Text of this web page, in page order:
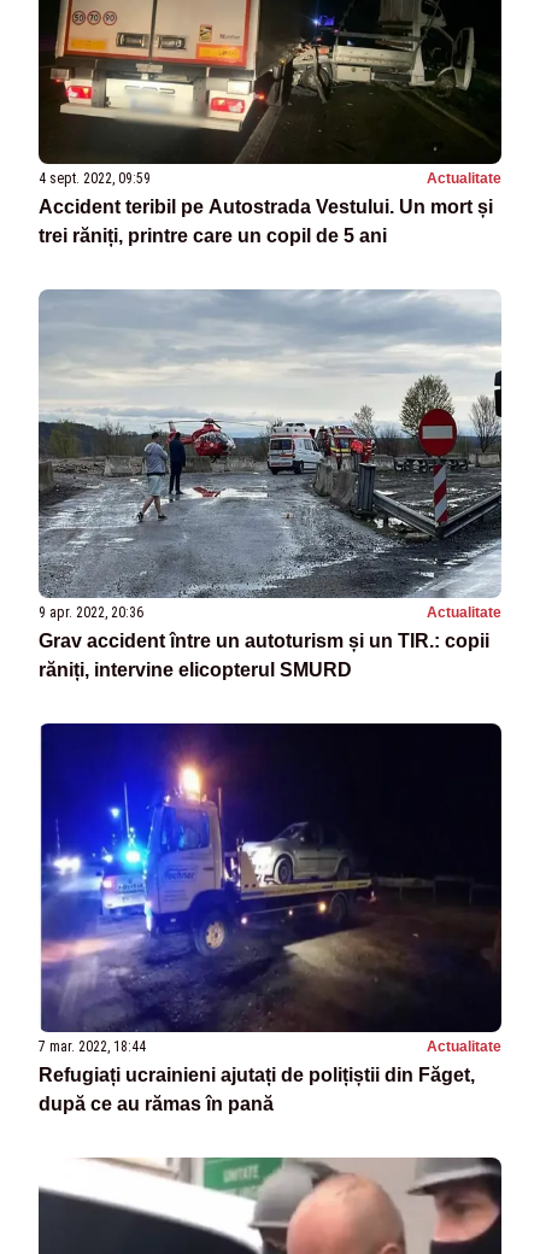
4 sept. 2022, 09:59 Actualitate
Accident teribil pe Autostrada Vestului. Un mort și
trei răniți, printre care un copil de 5 ani
9 apr. 2022, 20:36 Actualitate
Grav accident între un autoturism și un TIR.: copii
răniți, intervine elicopterul SMURD
7 mar. 2022, 18:44 Actualitate
Refugiați ucrainieni ajutați de polițiștii din Făget,
după ce au rămas în pană